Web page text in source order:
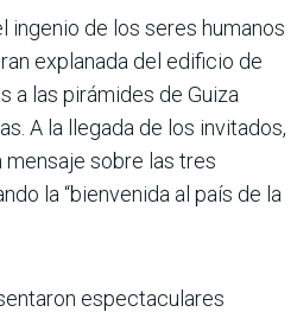
ingenio de los seres humanos
explanada del edificio de
a las pirámides de Guiza
A la llegada de los invitados,
mensaje sobre las tres
la “bienvenida al país de la
espectaculares